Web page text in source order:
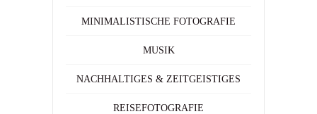
MINIMALISTISCHE FOTOGRAFIE
MUSIK
NACHHALTIGES & ZEITGEISTIGES
REISEFOTOGRAFIE